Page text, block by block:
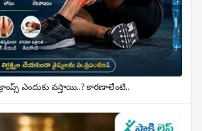
ఎందుకు వస్తాయి..? కారణాలేంటి..